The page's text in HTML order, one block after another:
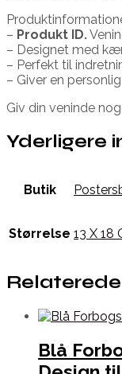
– Produkt ID.
– Designet med
– Perfekt til
– Giver en
Giv din veninde
Yderligere
Butik
Størrelse 13 X 18
Blå